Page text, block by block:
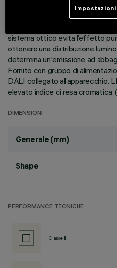
Ottiche ad alta definizione in
integrate in posizione arretrata
sistema ottico evita l’effetto
ottenere una distribuzione
determina un'emissione ad
Fornito con gruppo di
DALI collegato all’apparecchio.
elevato indice di resa cromatica
DIMENSIONI
Generale (mm)
Shape
PERFORMANCE TECNICHE
Classe II
Impostazioni